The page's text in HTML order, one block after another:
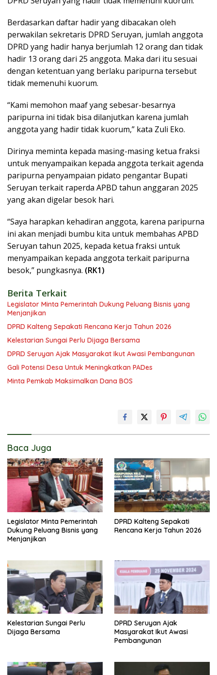
Berdasarkan daftar hadir yang dibacakan oleh
perwakilan sekretaris DPRD Seruyan, jumlah anggota
DPRD yang hadir hanya berjumlah 12 orang dan tidak
hadir 13 orang dari 25 anggota. Maka dari itu sesuai
dengan ketentuan yang berlaku paripurna tersebut
tidak memenuhi kuorum.
“Kami memohon maaf yang sebesar-besarnya
paripurna ini tidak bisa dilanjutkan karena jumlah
anggota yang hadir tidak kuorum,” kata Zuli Eko.
Dirinya meminta kepada masing-masing ketua fraksi
untuk menyampaikan kepada anggota terkait agenda
paripurna penyampaian pidato pengantar Bupati
Seruyan terkait raperda APBD tahun anggaran 2025
yang akan digelar besok hari.
“Saya harapkan kehadiran anggota, karena paripurna
ini akan menjadi bumbu kita untuk membahas APBD
Seruyan tahun 2025, kepada ketua fraksi untuk
menyampaikan kepada anggota terkait paripurna
besok,” pungkasnya. (RK1)
Berita Terkait
Legislator Minta Pemerintah Dukung Peluang Bisnis yang
Menjanjikan
DPRD Kalteng Sepakati Rencana Kerja Tahun 2026
Kelestarian Sungai Perlu Dijaga Bersama
DPRD Seruyan Ajak Masyarakat Ikut Awasi Pembangunan
Gali Potensi Desa Untuk Meningkatkan PADes
Minta Pemkab Maksimalkan Dana BOS
Baca Juga
Legislator Minta Pemerintah
Dukung Peluang Bisnis yang
Menjanjikan
DPRD Kalteng Sepakati
Rencana Kerja Tahun 2026
Kelestarian Sungai Perlu
Dijaga Bersama
DPRD Seruyan Ajak
Masyarakat Ikut Awasi
Pembangunan